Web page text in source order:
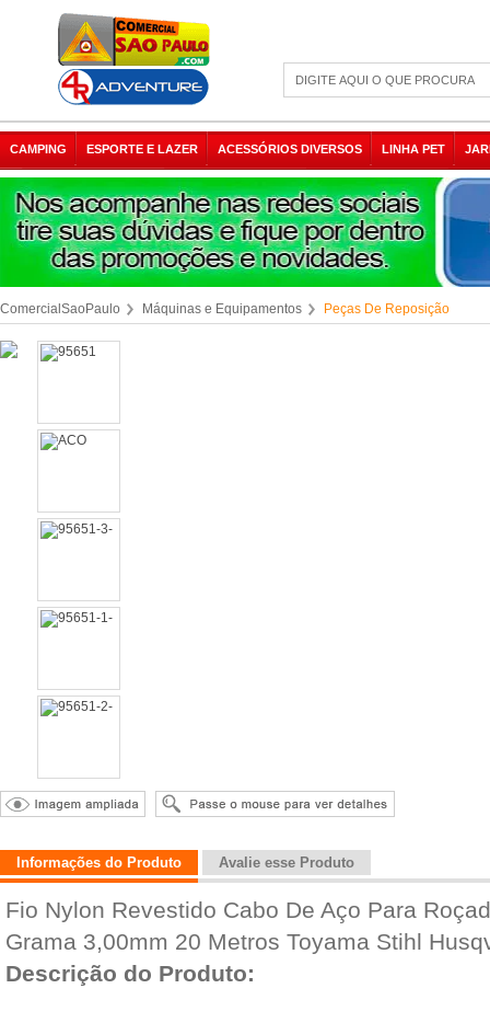
CAMPING ESPORTE E LAZER ACESSÓRIOS DIVERSOS LINHA PET
ComercialSaoPaulo Máquinas e Equipamentos Peças De Reposição
Informações do Produto Avalie esse Produto
Fio Nylon Revestido Cabo De Aço Para
Grama 3,00mm 20 Metros Toyama Stihl
Descrição do Produto: